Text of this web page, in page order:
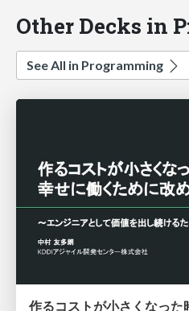
Other Decks in
See All in Programming